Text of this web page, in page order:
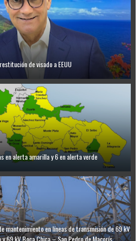
de visado a EEUU
en alerta amarilla y 6 en alerta verde
mantenimiento en líneas de transmisión de 69 kV
69 kV Boca Chica – San Pedro de Macorís